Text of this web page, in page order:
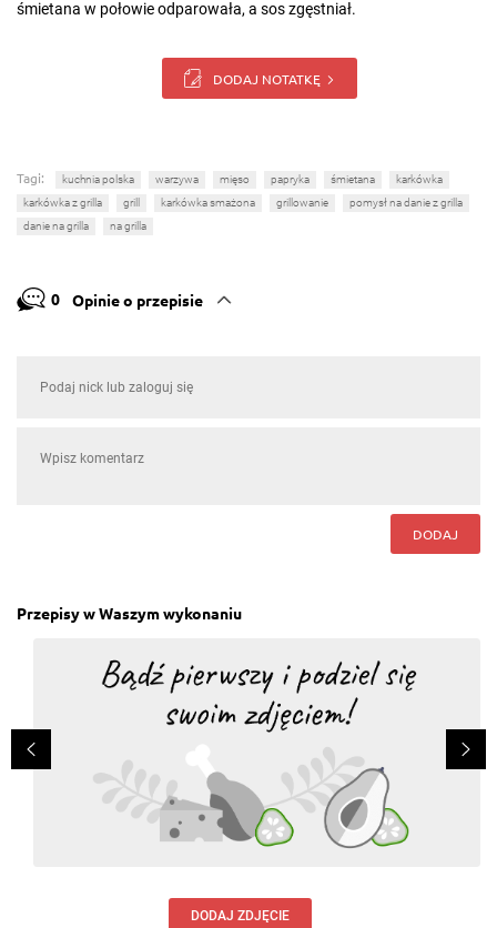
śmietana w połowie odparowała, a sos zgęstniał.
DODAJ NOTATKĘ
Tagi: kuchnia polska warzywa mięso papryka śmietana
karkówka
karkówka z grilla
grill karkówka smażona grillowanie
pomysł na danie z grilla
danie na grilla
na grilla
0 Opinie o przepisie
DODAJ
Przepisy w Waszym wykonaniu
DODAJ ZDJĘCIE